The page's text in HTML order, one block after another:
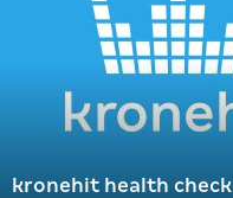
kronehit health check